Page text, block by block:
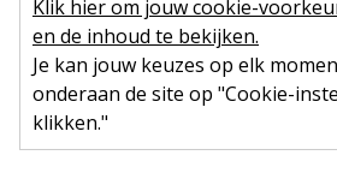
Klik hier om jouw cookie-
en de inhoud te bekijken.
Je kan jouw keuzes op elk
onderaan de site op "Cookie-
klikken."